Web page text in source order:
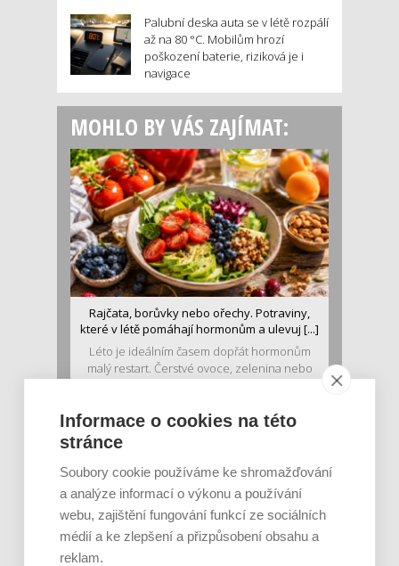
Palubní deska auta se v létě rozpálí
až na 80 °C. Mobilům hrozí
poškození baterie, riziková je i
navigace
MOHLO BY VÁS ZAJÍMAT:
Rajčata, borůvky nebo ořechy. Potraviny,
které v létě pomáhají hormonům a ulevuj [...]
Léto je ideálním časem dopřát hormonům
malý restart. Čerstvé ovoce, zelenina nebo
Informace o cookies na této
stránce
Soubory cookie používáme ke shromažďování
a analýze informací o výkonu a používání
webu, zajištění fungování funkcí ze sociálních
médií a ke zlepšení a přizpůsobení obsahu a
reklam.